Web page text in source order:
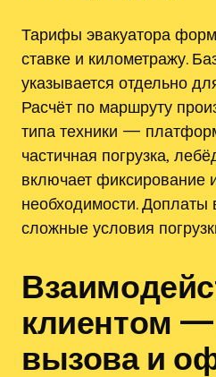
Тарифы эвакуатора
ставке и километражу.
указывается отдельно
Расчёт по маршруту
типа техники —
частичная погрузка‚
включает фиксирование
необходимости. Доплаты
сложные условия
клиентом
вызова и